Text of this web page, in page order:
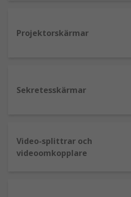
Projektorskärmar
Sekretesskärmar
Video-splittrar och
videoomkopplare